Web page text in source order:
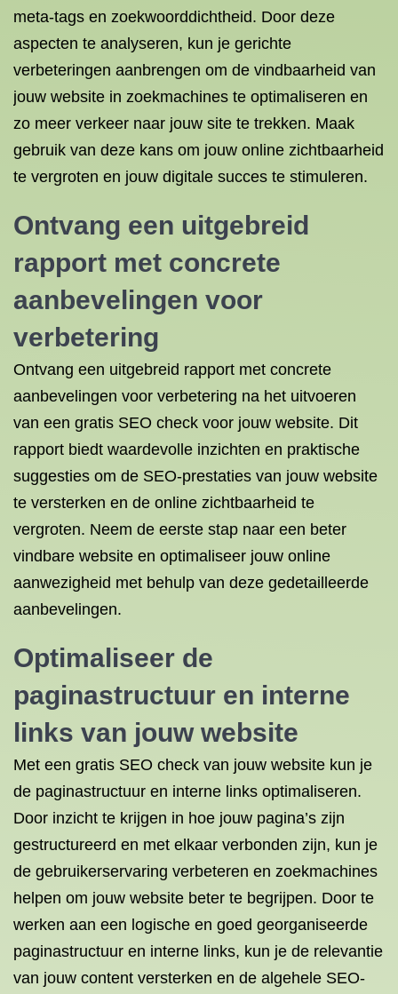
meta-tags en zoekwoorddichtheid. Door deze
aspecten te analyseren, kun je gerichte
verbeteringen aanbrengen om de vindbaarheid van
jouw website in zoekmachines te optimaliseren en
zo meer verkeer naar jouw site te trekken. Maak
gebruik van deze kans om jouw online zichtbaarheid
te vergroten en jouw digitale succes te stimuleren.
Ontvang een uitgebreid
rapport met concrete
aanbevelingen voor
verbetering
Ontvang een uitgebreid rapport met concrete
aanbevelingen voor verbetering na het uitvoeren
van een gratis SEO check voor jouw website. Dit
rapport biedt waardevolle inzichten en praktische
suggesties om de SEO-prestaties van jouw website
te versterken en de online zichtbaarheid te
vergroten. Neem de eerste stap naar een beter
vindbare website en optimaliseer jouw online
aanwezigheid met behulp van deze gedetailleerde
aanbevelingen.
Optimaliseer de
paginastructuur en interne
links van jouw website
Met een gratis SEO check van jouw website kun je
de paginastructuur en interne links optimaliseren.
Door inzicht te krijgen in hoe jouw pagina’s zijn
gestructureerd en met elkaar verbonden zijn, kun je
de gebruikerservaring verbeteren en zoekmachines
helpen om jouw website beter te begrijpen. Door te
werken aan een logische en goed georganiseerde
paginastructuur en interne links, kun je de relevantie
van jouw content versterken en de algehele SEO-